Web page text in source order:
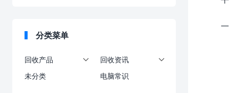
分类菜单
回收产品  回收资讯 
未分类 电脑常识